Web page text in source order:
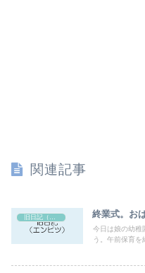
関連記事
旧日記（エンピツ） 終業式。お
今日は娘の幼稚
う。午前保育を